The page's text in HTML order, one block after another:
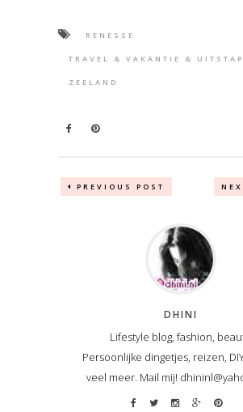
RENESSE
TRAVEL & VAKANTIE &
ZEELAND
PREVIOUS POST
DHINI
Lifestyle blog, fashion,
Persoonlijke dingetjes, reizen,
veel meer. Mail mij!